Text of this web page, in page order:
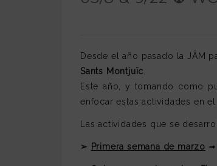
Desde el año pasado la JÂM
Sants Montjuïc
Este año, y tomando como
enfocar estas actividades en
Las actividades que se
➢ Primera semana de marzo ➟